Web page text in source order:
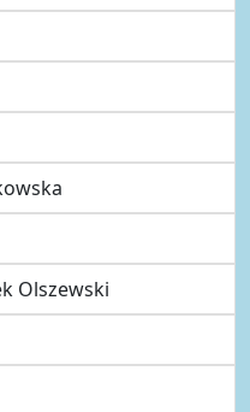
Olszewski